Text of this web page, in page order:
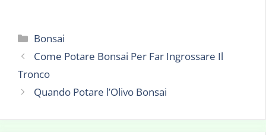
Categorie
Bonsai
Come Potare Bonsai Per Far Ingrossare Il
Tronco
Quando Potare l’Olivo Bonsai